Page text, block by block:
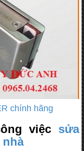
chính hãng
việc sửa